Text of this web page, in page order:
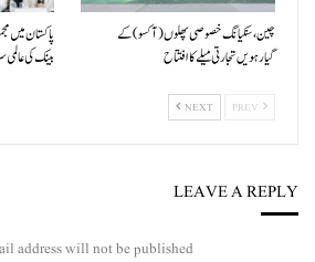
چین، سنکیانگ خصوصی پھلوں (آکسو) کے
گیارہویں تجارتی میلے کا افتتاح
پاکستان میں
بینک کی
NEXT
LEAVE A REPLY
address will not be published.